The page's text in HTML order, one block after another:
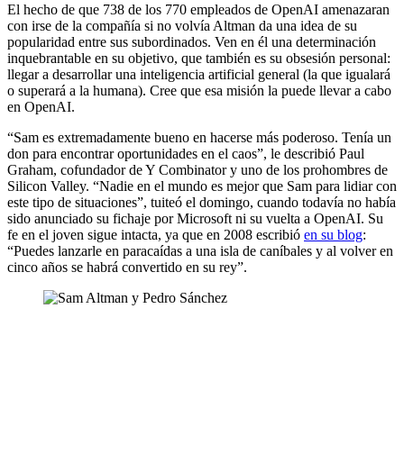
El hecho de que 738 de los 770 empleados de OpenAI amenazaran
con irse de la compañía si no volvía Altman da una idea de su
popularidad entre sus subordinados. Ven en él una determinación
inquebrantable en su objetivo, que también es su obsesión personal:
llegar a desarrollar una inteligencia artificial general (la que igualará
o superará a la humana). Cree que esa misión la puede llevar a cabo
en OpenAI.
“Sam es extremadamente bueno en hacerse más poderoso. Tenía un
don para encontrar oportunidades en el caos”, le describió Paul
Graham, cofundador de Y Combinator y uno de los prohombres de
Silicon Valley. “Nadie en el mundo es mejor que Sam para lidiar con
este tipo de situaciones”, tuiteó el domingo, cuando todavía no había
sido anunciado su fichaje por Microsoft ni su vuelta a OpenAI. Su
fe en el joven sigue intacta, ya que en 2008 escribió en su blog:
“Puedes lanzarle en paracaídas a una isla de caníbales y al volver en
cinco años se habrá convertido en su rey”.